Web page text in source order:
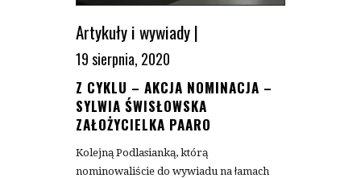
Artykuły i wywiady|
19 sierpnia, 2020
Z CYKLU – AKCJA NOMINACJA –
SYLWIA ŚWISŁOWSKA
ZAŁOŻYCIELKA PAARO
Kolejną Podlasianką, którą
nominowaliście do wywiadu na łamach